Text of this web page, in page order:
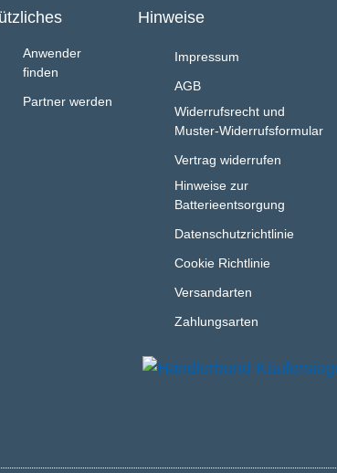
Anwender
finden
Partner werden
Hinweise
Impressum
AGB
Widerrufsrecht und
Muster-Widerrufsformular
Vertrag widerrufen
Hinweise zur
Batterieentsorgung
Datenschutzrichtlinie
Cookie Richtlinie
Versandarten
Zahlungsarten